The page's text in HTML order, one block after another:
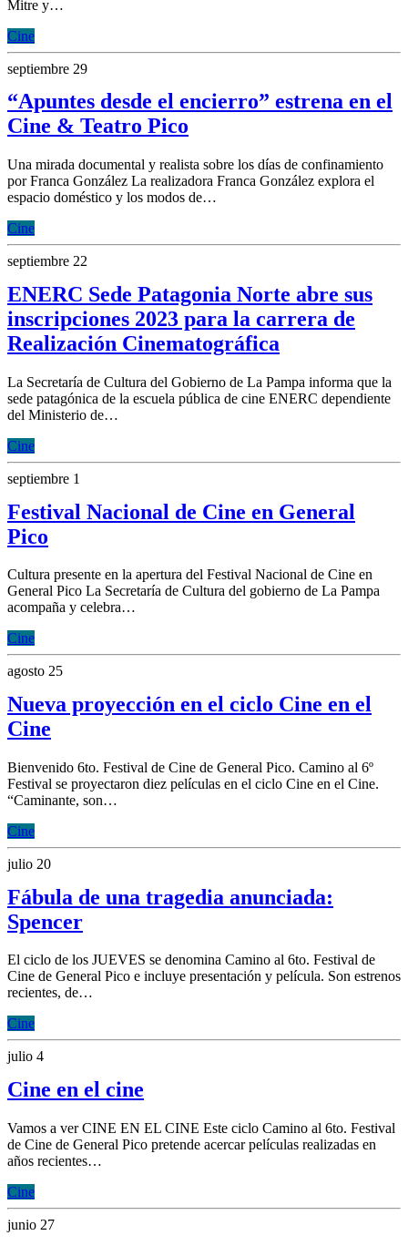
Mitre y…
Cine
septiembre 29
“Apuntes desde el encierro” estrena en el
Cine & Teatro Pico
Una mirada documental y realista sobre los días de confinamiento
por Franca González La realizadora Franca González explora el
espacio doméstico y los modos de…
Cine
septiembre 22
ENERC Sede Patagonia Norte abre sus
inscripciones 2023 para la carrera de
Realización Cinematográfica
La Secretaría de Cultura del Gobierno de La Pampa informa que la
sede patagónica de la escuela pública de cine ENERC dependiente
del Ministerio de…
Cine
septiembre 1
Festival Nacional de Cine en General
Pico
Cultura presente en la apertura del Festival Nacional de Cine en
General Pico La Secretaría de Cultura del gobierno de La Pampa
acompaña y celebra…
Cine
agosto 25
Nueva proyección en el ciclo Cine en el
Cine
Bienvenido 6to. Festival de Cine de General Pico. Camino al 6º
Festival se proyectaron diez películas en el ciclo Cine en el Cine.
“Caminante, son…
Cine
julio 20
Fábula de una tragedia anunciada:
Spencer
El ciclo de los JUEVES se denomina Camino al 6to. Festival de
Cine de General Pico e incluye presentación y película. Son estrenos
recientes, de…
Cine
julio 4
Cine en el cine
Vamos a ver CINE EN EL CINE Este ciclo Camino al 6to. Festival
de Cine de General Pico pretende acercar películas realizadas en
años recientes…
Cine
junio 27